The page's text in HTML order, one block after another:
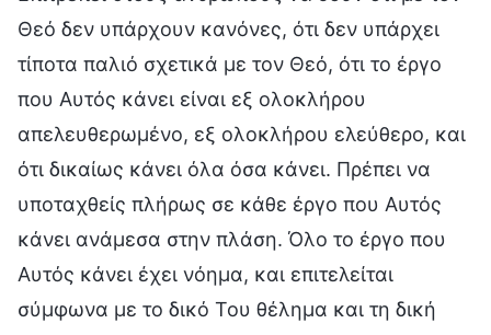
Θεό δεν υπάρχουν κανόνες, ότι δεν υπάρχει
τίποτα παλιό σχετικά με τον Θεό, ότι το έργο
που Αυτός κάνει είναι εξ ολοκλήρου
απελευθερωμένο, εξ ολοκλήρου ελεύθερο, και
ότι δικαίως κάνει όλα όσα κάνει. Πρέπει να
υποταχθείς πλήρως σε κάθε έργο που Αυτός
κάνει ανάμεσα στην πλάση. Όλο το έργο που
Αυτός κάνει έχει νόημα, και επιτελείται
σύμφωνα με το δικό Του θέλημα και τη δική